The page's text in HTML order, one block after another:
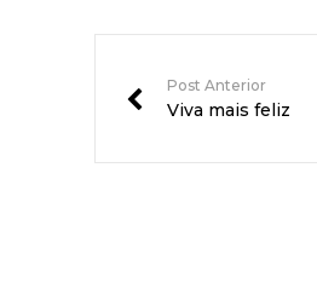
Post Anterior
Viva mais feliz